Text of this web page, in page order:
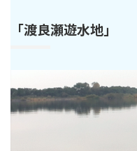
「渡良瀬遊水地」